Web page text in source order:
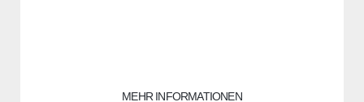
MEHR INFORMATIONEN